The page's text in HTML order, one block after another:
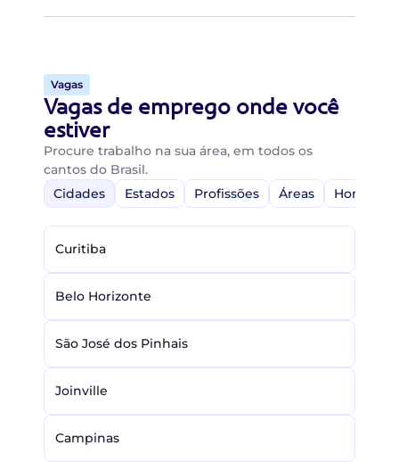
Vagas
Vagas de emprego onde você
estiver
Procure trabalho na sua área, em todos os
cantos do Brasil.
Cidades
Estados Profissões Áreas Home-
Curitiba
Belo Horizonte
São José dos Pinhais
Joinville
Campinas